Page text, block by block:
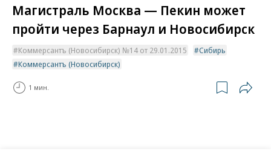
Магистраль Москва — Пекин может
пройти через Барнаул и Новосибирск
Коммерсантъ (Новосибирск) №14 от 29.01.2015
Сибирь
Коммерсантъ (Новосибирск)
1 мин.